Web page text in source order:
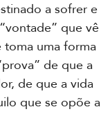
a sofrer e
que vê
toma uma forma
de que a
de que a vida
que se opõe a